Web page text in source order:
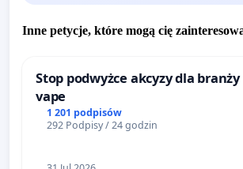
Inne petycje, które mogą cię
Stop podwyżce akcyzy dla branży
vape
1 201 podpisów
292 Podpisy / 24 godzin